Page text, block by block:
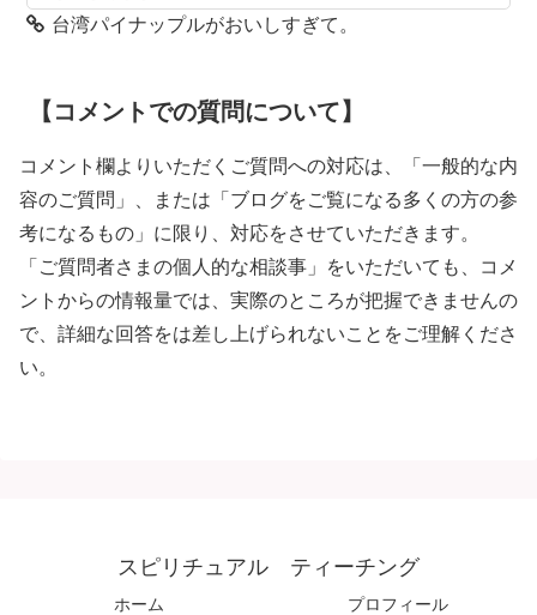
台湾パイナップルがおいしすぎて。
【コメントでの質問について】
コメント欄よりいただくご質問への対応は、「一般的な内
容のご質問」、または「ブログをご覧になる多くの方の参
考になるもの」に限り、対応をさせていただきます。
「ご質問者さまの個人的な相談事」をいただいても、コメ
ントからの情報量では、実際のところが把握できませんの
で、詳細な回答をは差し上げられないことをご理解くださ
い。
スピリチュアル ティーチング
ホーム プロフィール